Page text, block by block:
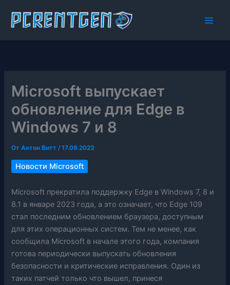
содержимому
Microsoft выпускает
обновление для Edge в
Windows 7 и 8
ОтАнтон Витт/17.09.2023
Новости Microsoft
Microsoft прекратила поддержку Edge в Windows 7, 8 и
8.1 в январе 2023 года, а это означает, что Edge 109
стал последним обновлением браузера, доступным
для этих операционных систем. Тем не менее, как
сообщила Microsoft в начале этого года, компания
готова периодически выпускать обновления
безопасности и критические исправления. Один из
таких патчей только что вышел, принеся